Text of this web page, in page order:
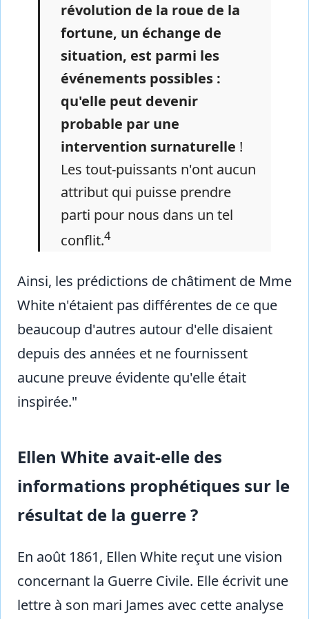
révolution de la roue de la
fortune, un échange de
situation, est parmi les
événements possibles :
qu'elle peut devenir
probable par une
intervention surnaturelle !
Les tout-puissants n'ont aucun
attribut qui puisse prendre
parti pour nous dans un tel
conflit.4
Ainsi, les prédictions de châtiment de Mme
White n'étaient pas différentes de ce que
beaucoup d'autres autour d'elle disaient
depuis des années et ne fournissent
aucune preuve évidente qu'elle était
inspirée."
Ellen White avait-elle des
informations prophétiques sur le
résultat de la guerre ?
En août 1861, Ellen White reçut une vision
concernant la Guerre Civile. Elle écrivit une
lettre à son mari James avec cette analyse